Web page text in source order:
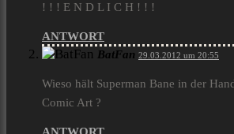
! ! ! E N D L I C H ! ! !
ANTWORT
BatFan 29.03.2012 um 20:55
Wieso hält Superman Bane in der
Comic Art ?